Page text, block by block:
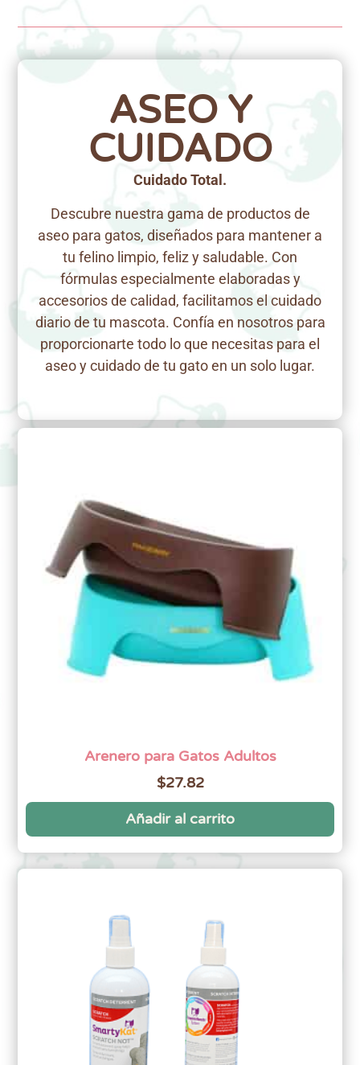
ASEO Y
CUIDADO
Cuidado Total.
Descubre nuestra gama de productos de
aseo para gatos, diseñados para mantener a
tu felino limpio, feliz y saludable. Con
fórmulas especialmente elaboradas y
accesorios de calidad, facilitamos el cuidado
diario de tu mascota. Confía en nosotros para
proporcionarte todo lo que necesitas para el
aseo y cuidado de tu gato en un solo lugar.
Arenero para Gatos Adultos
$27.82
Añadir al carrito